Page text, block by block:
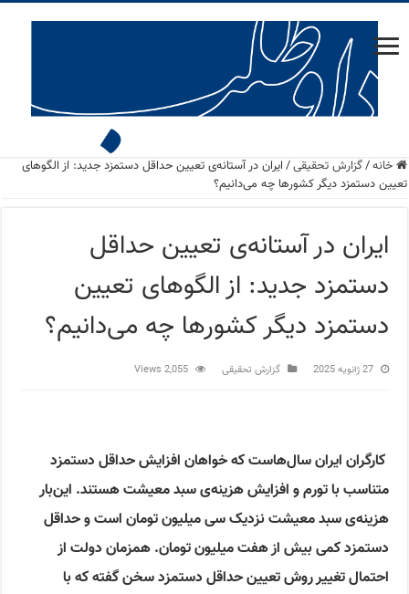
خانه/گزارش تحقیقی/ ایران در آستانه‌ی تعیین حداقل دستمزد جدید: از الگوهای
تعیین دستمزد دیگر کشورها چه می‌دانیم؟
ایران در آستانه‌ی تعیین حداقل
دستمزد جدید: از الگوهای تعیین
دستمزد دیگر کشورها چه می‌دانیم؟
27 ژانویه 2025 گزارش تحقیقی 2,055 Views
کارگران ایران سال‌هاست که خواهان افزایش حداقل دستمزد
متناسب با تورم و افزایش هزینه‌ی سبد معیشت هستند. این‌بار
هزینه‌ی سبد معیشت نزدیک سی میلیون تومان است و حداقل
دستمزد کمی بیش از هفت میلیون تومان. همزمان دولت از
احتمال تغییر روش تعیین حداقل دستمزد سخن گفته‌ که با